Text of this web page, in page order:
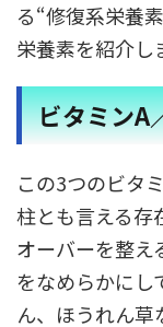
る“修復系栄養
栄養素を紹介し
ビタミンA
この3つのビタ
柱とも言える存
オーバーを整え
をなめらかにし
ん、ほうれん草